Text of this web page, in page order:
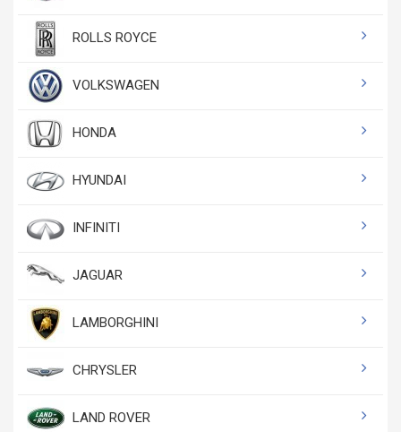
ROLLS ROYCE
VOLKSWAGEN
HONDA
HYUNDAI
INFINITI
JAGUAR
LAMBORGHINI
CHRYSLER
LAND ROVER